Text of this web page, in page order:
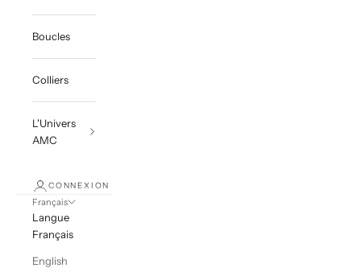
Boucles
Colliers
L'Univers
AMC
CONNEXION
Français
Langue
Français
English